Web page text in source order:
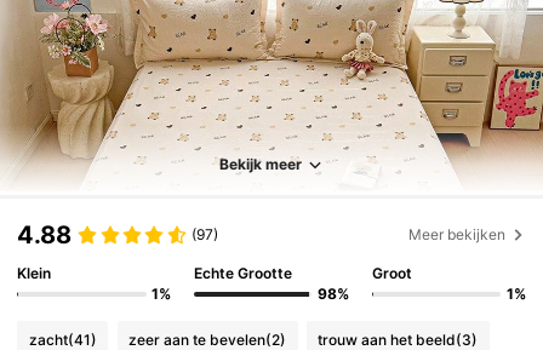
Bekijk meer
4.88 (97) Meer bekijken
Klein
1%
Echte Grootte
98%
Groot
1%
zacht(41) zeer aan te bevelen(2) trouw aan het beeld(3)